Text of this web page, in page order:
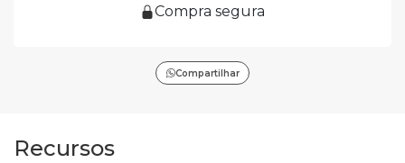
Compra segura
Compartilhar
Recursos